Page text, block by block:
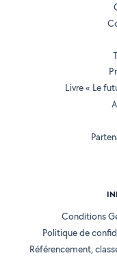
Livre « Le
Conditions
Politique de
Référencement,